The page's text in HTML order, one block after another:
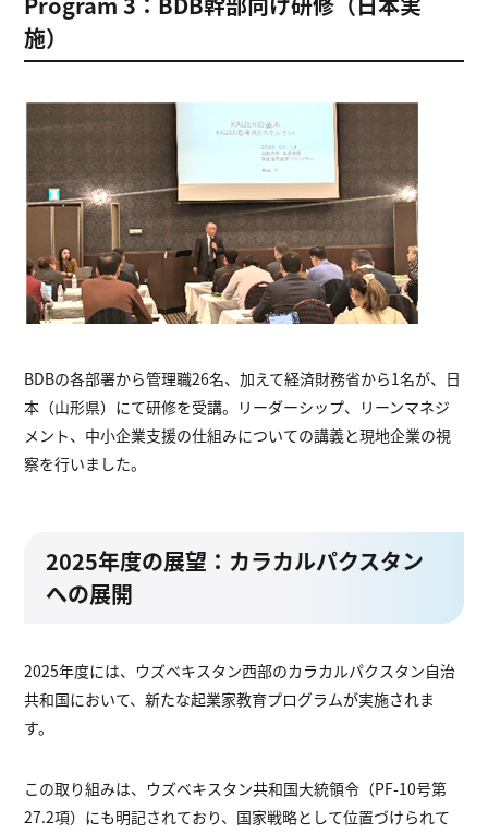
施）
BDBの各部署から管理職26名、加えて経済財務省から1名が、日
本（山形県）にて研修を受講。リーダーシップ、リーンマネジ
メント、中小企業支援の仕組みについての講義と現地企業の視
察を行いました。
2025年度の展望：カラカルパクスタン
への展開
2025年度には、ウズベキスタン西部のカラカルパクスタン自治
共和国において、新たな起業家教育プログラムが実施されま
す。
この取り組みは、ウズベキスタン共和国大統領令（PF-10号第
27.2項）にも明記されており、国家戦略として位置づけられて